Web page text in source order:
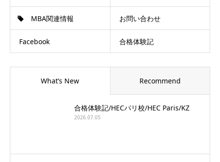
MBA関連情報 お問い合わせ
Facebook 合格体験記
What’s New Recommend
合格体験記/HECパリ校/HEC Paris/KZ
2026.07.05